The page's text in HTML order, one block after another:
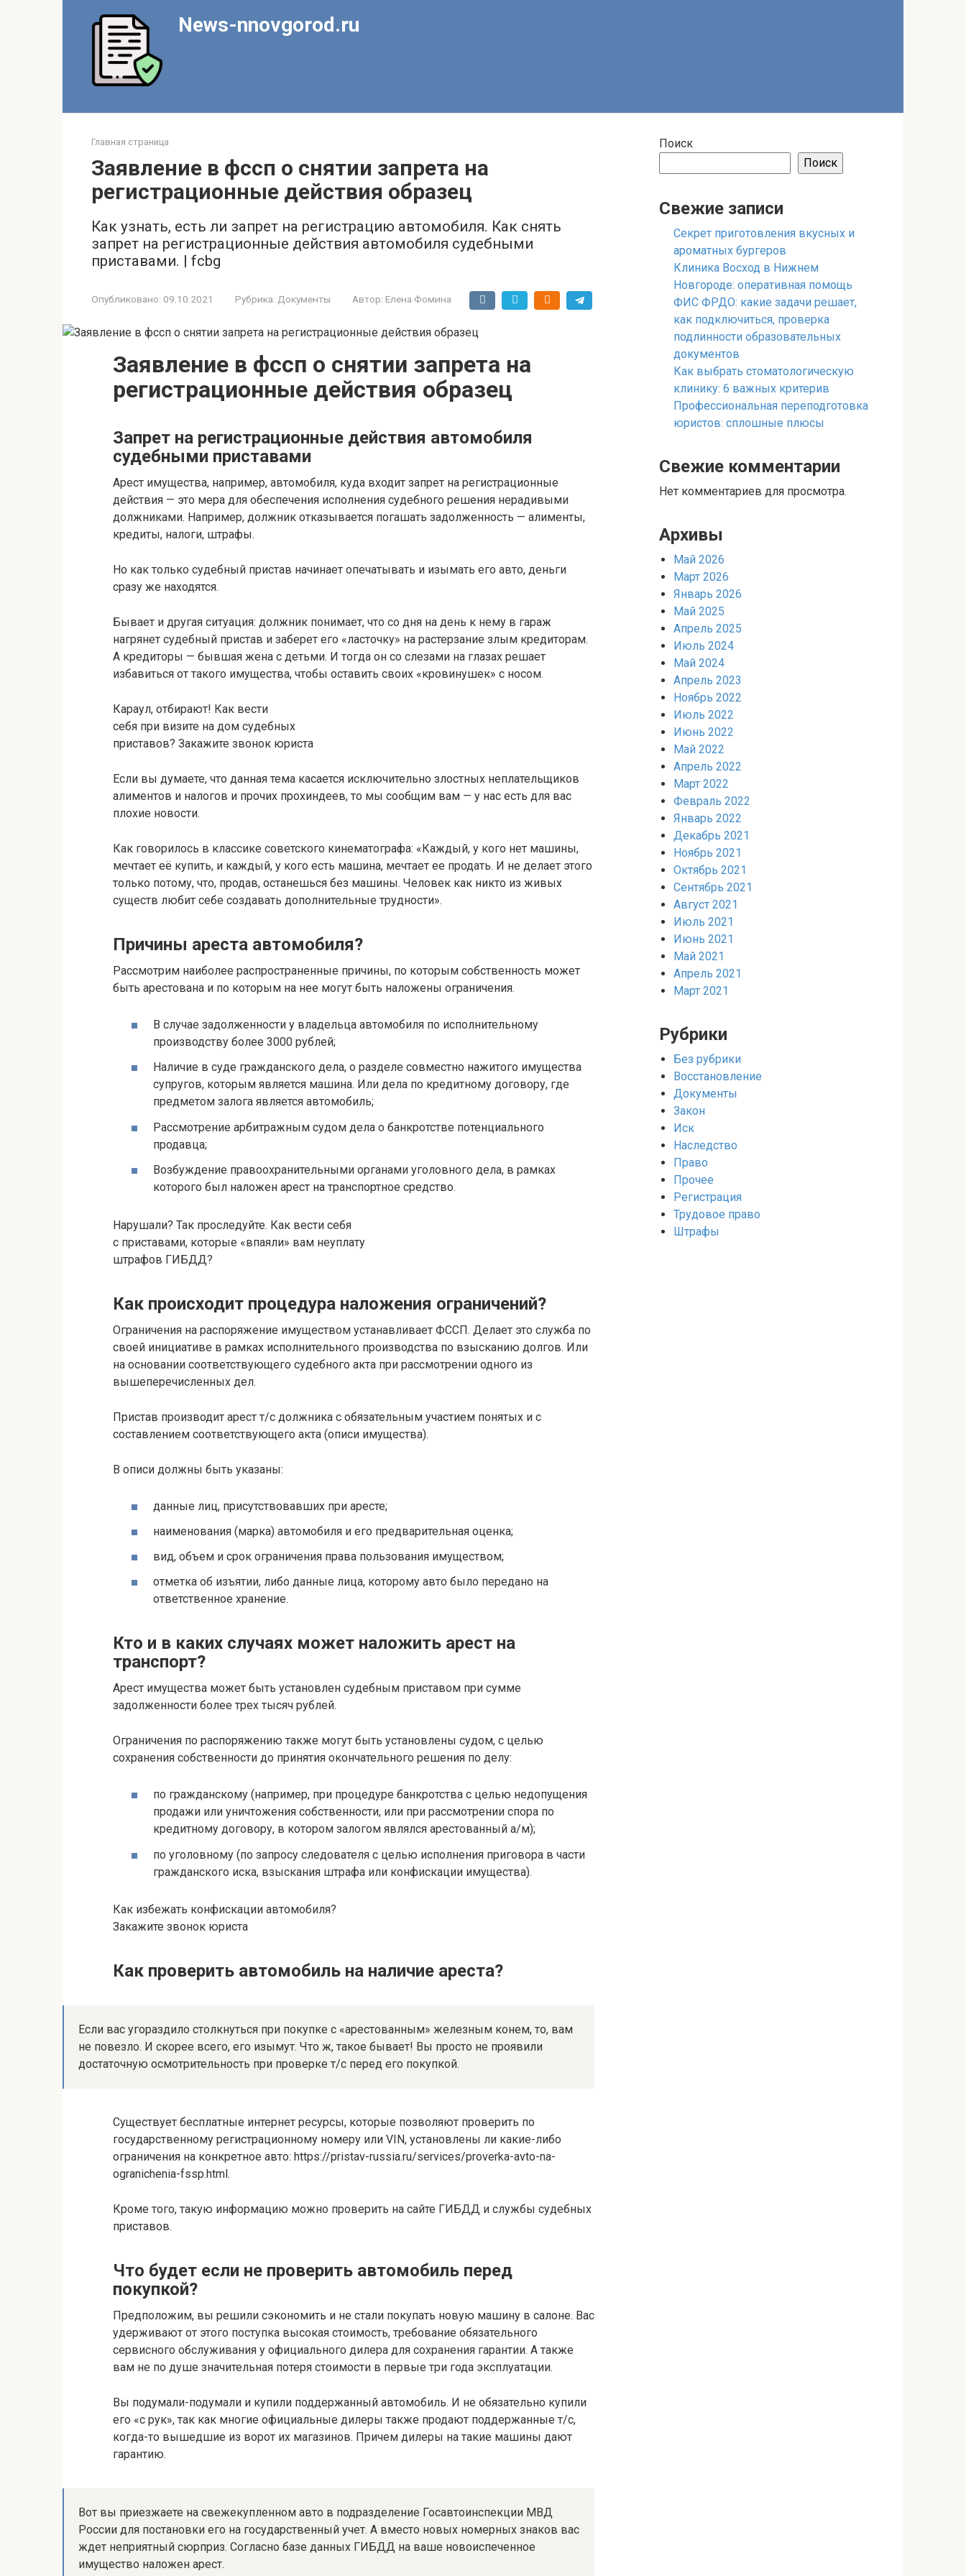
News-nnovgorod.ru
Главная страница
Заявление в фссп о снятии запрета на
регистрационные действия образец
Как узнать, есть ли запрет на регистрацию автомобиля. Как снять
запрет на регистрационные действия автомобиля судебными
приставами. | fcbg
Опубликовано: 09.10.2021 Рубрика: Документы Автор: Елена Фомина
Заявление в фссп о снятии запрета на
регистрационные действия образец
Запрет на регистрационные действия автомобиля
судебными приставами
Арест имущества, например, автомобиля, куда входит запрет на регистрационные
действия — это мера для обеспечения исполнения судебного решения нерадивыми
должниками. Например, должник отказывается погашать задолженность — алименты,
кредиты, налоги, штрафы.
Но как только судебный пристав начинает опечатывать и изымать его авто, деньги
сразу же находятся.
Бывает и другая ситуация: должник понимает, что со дня на день к нему в гараж
нагрянет судебный пристав и заберет его «ласточку» на растерзание злым кредиторам.
А кредиторы — бывшая жена с детьми. И тогда он со слезами на глазах решает
избавиться от такого имущества, чтобы оставить своих «кровинушек» с носом.
Караул, отбирают! Как вести
себя при визите на дом судебных
приставов? Закажите звонок юриста
Если вы думаете, что данная тема касается исключительно злостных неплательщиков
алиментов и налогов и прочих прохиндеев, то мы сообщим вам — у нас есть для вас
плохие новости.
Как говорилось в классике советского кинематографа: «Каждый, у кого нет машины,
мечтает её купить, и каждый, у кого есть машина, мечтает ее продать. И не делает этого
только потому, что, продав, останешься без машины. Человек как никто из живых
существ любит себе создавать дополнительные трудности».
Причины ареста автомобиля?
Рассмотрим наиболее распространенные причины, по которым собственность может
быть арестована и по которым на нее могут быть наложены ограничения.
В случае задолженности у владельца автомобиля по исполнительному
производству более 3000 рублей;
Наличие в суде гражданского дела, о разделе совместно нажитого имущества
супругов, которым является машина. Или дела по кредитному договору, где
предметом залога является автомобиль;
Рассмотрение арбитражным судом дела о банкротстве потенциального
продавца;
Возбуждение правоохранительными органами уголовного дела, в рамках
которого был наложен арест на транспортное средство.
Нарушали? Так проследуйте. Как вести себя
с приставами, которые «впаяли» вам неуплату
штрафов ГИБДД?
Как происходит процедура наложения ограничений?
Ограничения на распоряжение имуществом устанавливает ФССП. Делает это служба по
своей инициативе в рамках исполнительного производства по взысканию долгов. Или
на основании соответствующего судебного акта при рассмотрении одного из
вышеперечисленных дел.
Пристав производит арест т/с должника с обязательным участием понятых и с
составлением соответствующего акта (описи имущества).
В описи должны быть указаны:
данные лиц, присутствовавших при аресте;
наименования (марка) автомобиля и его предварительная оценка;
вид, объем и срок ограничения права пользования имуществом;
отметка об изъятии, либо данные лица, которому авто было передано на
ответственное хранение.
Кто и в каких случаях может наложить арест на
транспорт?
Арест имущества может быть установлен судебным приставом при сумме
задолженности более трех тысяч рублей.
Ограничения по распоряжению также могут быть установлены судом, с целью
сохранения собственности до принятия окончательного решения по делу:
по гражданскому (например, при процедуре банкротства с целью недопущения
продажи или уничтожения собственности, или при рассмотрении спора по
кредитному договору, в котором залогом являлся арестованный а/м);
по уголовному (по запросу следователя с целью исполнения приговора в части
гражданского иска, взыскания штрафа или конфискации имущества).
Как избежать конфискации автомобиля?
Закажите звонок юриста
Как проверить автомобиль на наличие ареста?
Если вас угораздило столкнуться при покупке с «арестованным» железным конем, то, вам
не повезло. И скорее всего, его изымут. Что ж, такое бывает! Вы просто не проявили
достаточную осмотрительность при проверке т/с перед его покупкой.
Существует бесплатные интернет ресурсы, которые позволяют проверить по
государственному регистрационному номеру или VIN, установлены ли какие-либо
ограничения на конкретное авто: https://pristav-russia.ru/services/proverka-avto-na-
ogranichenia-fssp.html.
Кроме того, такую информацию можно проверить на сайте ГИБДД и службы судебных
приставов.
Что будет если не проверить автомобиль перед
покупкой?
Предположим, вы решили сэкономить и не стали покупать новую машину в салоне. Вас
удерживают от этого поступка высокая стоимость, требование обязательного
сервисного обслуживания у официального дилера для сохранения гарантии. А также
вам не по душе значительная потеря стоимости в первые три года эксплуатации.
Вы подумали-подумали и купили поддержанный автомобиль. И не обязательно купили
его «с рук», так как многие официальные дилеры также продают поддержанные т/с,
когда-то вышедшие из ворот их магазинов. Причем дилеры на такие машины дают
гарантию.
Вот вы приезжаете на свежекупленном авто в подразделение Госавтоинспекции МВД
России для постановки его на государственный учет. А вместо новых номерных знаков вас
ждет неприятный сюрприз. Согласно базе данных ГИБДД на ваше новоиспеченное
имущество наложен арест.
Поиск
Поиск
Свежие записи
Секрет приготовления вкусных и
ароматных бургеров
Клиника Восход в Нижнем
Новгороде: оперативная помощь
ФИС ФРДО: какие задачи решает,
как подключиться, проверка
подлинности образовательных
документов
Как выбрать стоматологическую
клинику: 6 важных критерив
Профессиональная переподготовка
юристов: сплошные плюсы
Свежие комментарии
Нет комментариев для просмотра.
Архивы
Май 2026
Март 2026
Январь 2026
Май 2025
Апрель 2025
Июль 2024
Май 2024
Апрель 2023
Ноябрь 2022
Июль 2022
Июнь 2022
Май 2022
Апрель 2022
Март 2022
Февраль 2022
Январь 2022
Декабрь 2021
Ноябрь 2021
Октябрь 2021
Сентябрь 2021
Август 2021
Июль 2021
Июнь 2021
Май 2021
Апрель 2021
Март 2021
Рубрики
Без рубрики
Восстановление
Документы
Закон
Иск
Наследство
Право
Прочее
Регистрация
Трудовое право
Штрафы